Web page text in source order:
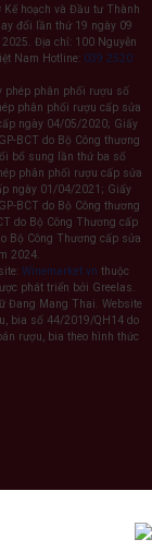
Kế hoạch và Đầu tư Thành
đổi lần thứ 19 ngày 09
Địa chỉ: 100 Nguyễn
Nam Hotline: 039 2520
phép phân phối rượu số
phân phối rượu cấp sửa
ngày 04/05/2020; Giấy
BCT do Bộ Công thương
bổ sung lần thứ ba số
phân phối rượu cấp sửa
ngày 01/04/2021; Giấy
BCT do Bộ Công thương
do Bộ Công Thương cấp
Bộ Công Thương cấp sửa
2024.
Winemarket.vn thuộc
phát triển bởi Greelas.
Đang Mang Thai. Website
bia số 44/2019/QH14 do
rượu, bia theo hình thức